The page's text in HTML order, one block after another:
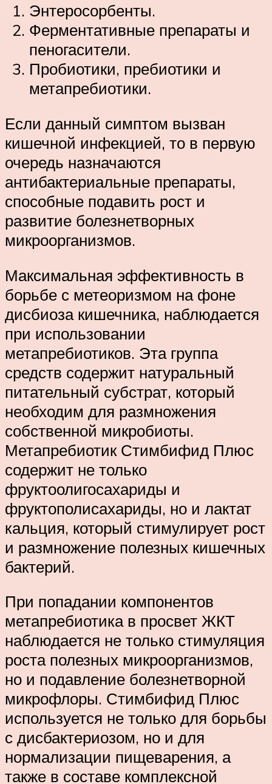
Энтеросорбенты.
Ферментативные препараты и
пеногасители.
Пробиотики, пребиотики и
метапребиотики.
Если данный симптом вызван
кишечной инфекцией, то в первую
очередь назначаются
антибактериальные препараты,
способные подавить рост и
развитие болезнетворных
микроорганизмов.
Максимальная эффективность в
борьбе с метеоризмом на фоне
дисбиоза кишечника, наблюдается
при использовании
метапребиотиков. Эта группа
средств содержит натуральный
питательный субстрат, который
необходим для размножения
собственной микробиоты.
Метапребиотик Стимбифид Плюс
содержит не только
фруктоолигосахариды и
фруктополисахариды, но и лактат
кальция, который стимулирует рост
и размножение полезных кишечных
бактерий.
При попадании компонентов
метапребиотика в просвет ЖКТ
наблюдается не только стимуляция
роста полезных микроорганизмов,
но и подавление болезнетворной
микрофлоры. Стимбифид Плюс
используется не только для борьбы
с дисбактериозом, но и для
нормализации пищеварения, а
также в составе комплексной